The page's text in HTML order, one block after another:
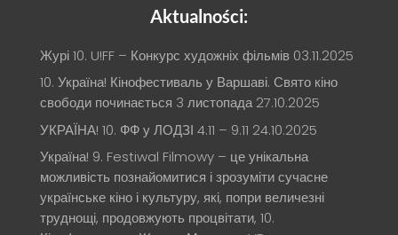
Aktualności:
Журі 10. U!FF – Конкурс художніх фільмів 03.11.2025
10. Україна! Кінофестиваль у Варшаві. Свято кіно
свободи починається 3 листопада 27.10.2025
УКРАЇНА! 10. ФФ у ЛОДЗІ 4.11 – 9.11 24.10.2025
Україна! 9. Festiwal Filmowy – це унікальна
можливість познайомитися і зрозуміти сучасне
українське кіно і культуру, які, попри величезні
труднощі, продовжують процвітати, 10.